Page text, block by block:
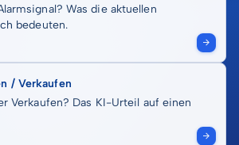
Was die aktuellen
bedeuten.
/ Verkaufen
Verkaufen? Das KI-Urteil auf einen